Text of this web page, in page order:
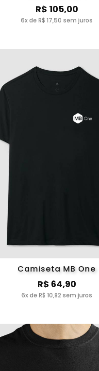
R$ 105,00
6x de R$ 17,50 sem juros
Camiseta MB One
R$ 64,90
6x de R$ 10,82 sem juros